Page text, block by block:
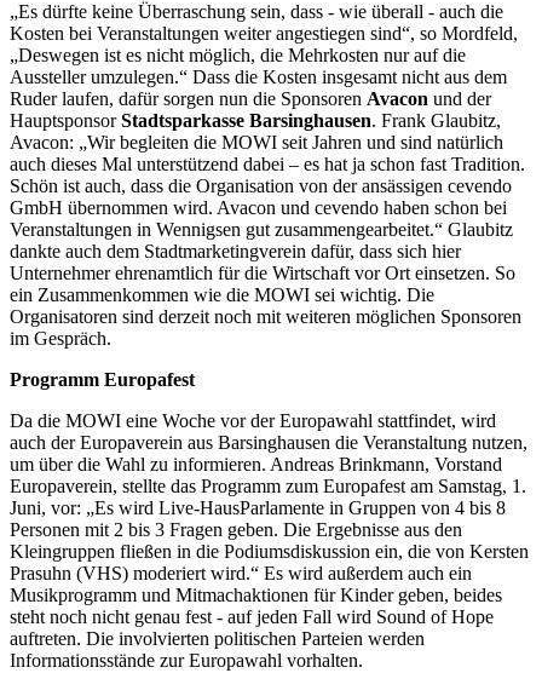
„Es dürfte keine Überraschung sein, dass - wie überall - auch die
Kosten bei Veranstaltungen weiter angestiegen sind“, so Mordfeld,
„Deswegen ist es nicht möglich, die Mehrkosten nur auf die
Aussteller umzulegen.“ Dass die Kosten insgesamt nicht aus dem
Ruder laufen, dafür sorgen nun die Sponsoren Avacon und der
HauptsponsorStadtsparkasse Barsinghausen. Frank Glaubitz,
Avacon: „Wir begleiten die MOWI seit Jahren und sind natürlich
auch dieses Mal unterstützend dabei – es hat ja schon fast Tradition.
Schön ist auch, dass die Organisation von der ansässigen cevendo
GmbH übernommen wird. Avacon und cevendo haben schon bei
Veranstaltungen in Wennigsen gut zusammengearbeitet.“ Glaubitz
dankte auch dem Stadtmarketingverein dafür, dass sich hier
Unternehmer ehrenamtlich für die Wirtschaft vor Ort einsetzen. So
ein Zusammenkommen wie die MOWI sei wichtig. Die
Organisatoren sind derzeit noch mit weiteren möglichen Sponsoren
im Gespräch.
Programm Europafest
Da die MOWI eine Woche vor der Europawahl stattfindet, wird
auch der Europaverein aus Barsinghausen die Veranstaltung nutzen,
um über die Wahl zu informieren. Andreas Brinkmann, Vorstand
Europaverein, stellte das Programm zum Europafest am Samstag, 1.
Juni, vor: „Es wird Live-HausParlamente in Gruppen von 4 bis 8
Personen mit 2 bis 3 Fragen geben. Die Ergebnisse aus den
Kleingruppen fließen in die Podiumsdiskussion ein, die von Kersten
Prasuhn (VHS) moderiert wird.“ Es wird außerdem auch ein
Musikprogramm und Mitmachaktionen für Kinder geben, beides
steht noch nicht genau fest - auf jeden Fall wird Sound of Hope
auftreten. Die involvierten politischen Parteien werden
Informationsstände zur Europawahl vorhalten.